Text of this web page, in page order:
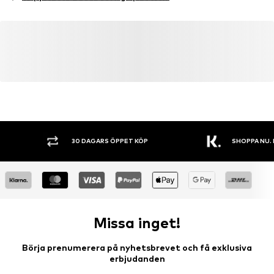
Slip on
30 DAGARS ÖPPET KÖP SHOPPA NU.
Missa inget!
Börja prenumerera på nyhetsbrevet och få exklusiva
erbjudanden